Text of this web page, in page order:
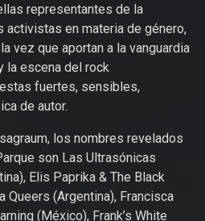
representantes de la
activistas en materia de género,
vez que aportan a la vanguardia
la escena del rock
fuertes, sensibles,
de autor.
los nombres revelados
son Las Ultrasónicas
Elis Paprika & The Black
Queers (Argentina), Francisca
(México), Frank’s White